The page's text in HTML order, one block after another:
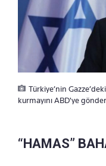
Türkiye’nin
kurmayını ABD'ye
“HAMAS”